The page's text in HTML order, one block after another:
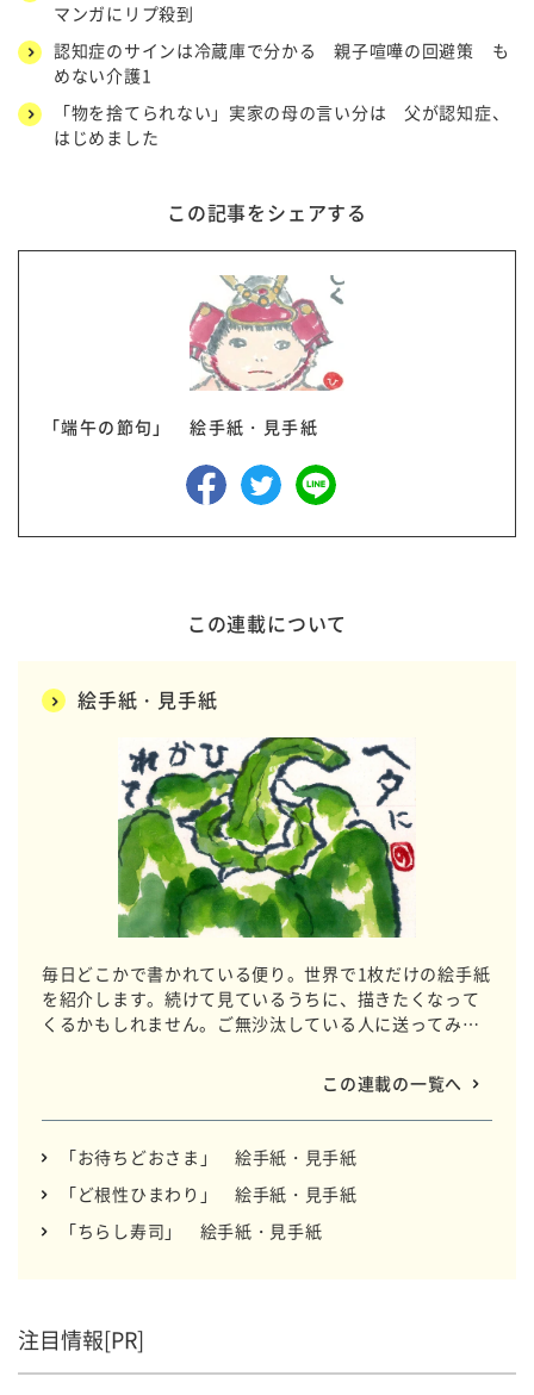
マンガにリプ殺到
認知症のサインは冷蔵庫で分かる 親子喧嘩の回避策 も
めない介護1
「物を捨てられない」実家の母の言い分は 父が認知症、
はじめました
この記事をシェアする
「端午の節句」 絵手紙・見手紙
この連載について
絵手紙・見手紙
毎日どこかで書かれている便り。世界で1枚だけの絵手紙
を紹介します。続けて見ているうちに、描きたくなって
くるかもしれません。ご無沙汰している人に送ってみて
この連載の一覧へ
「お待ちどおさま」 絵手紙・見手紙
「ど根性ひまわり」 絵手紙・見手紙
「ちらし寿司」 絵手紙・見手紙
注目情報[PR]